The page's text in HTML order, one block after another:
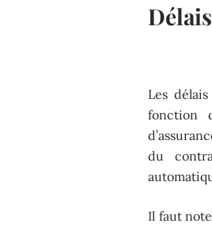
Les
fonction
du
Il faut